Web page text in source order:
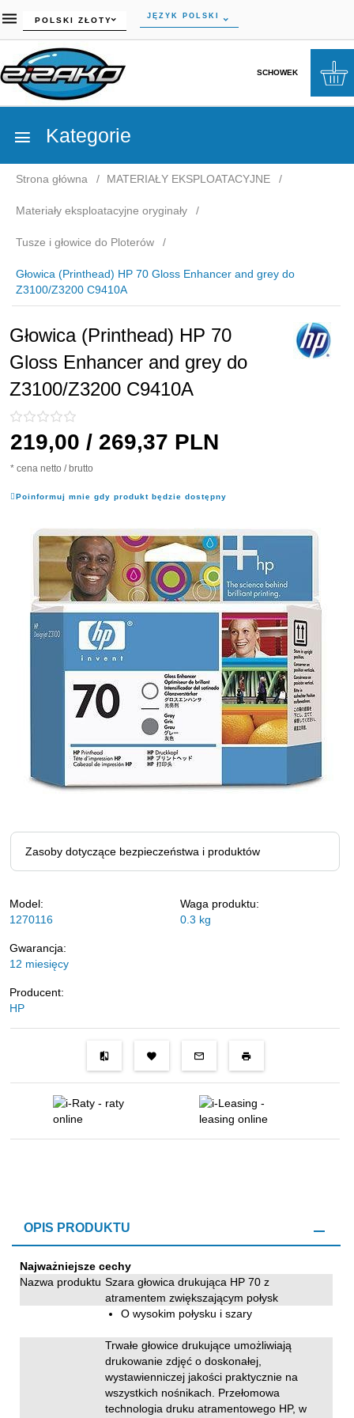
currency_h
POLSKI ZŁOTY JĘZYK POLSKI
SCHOWEK
Kategorie
Strona główna MATERIAŁY EKSPLOATACYJNE
Materiały eksploatacyjne oryginały
Tusze i głowice do Ploterów
Głowica (Printhead) HP 70 Gloss Enhancer and grey do
Z3100/Z3200 C9410A
Głowica (Printhead) HP 70
Gloss Enhancer and grey do
Z3100/Z3200 C9410A
219,00 / 269,37 PLN
* cena netto / brutto
Poinformuj mnie gdy produkt będzie dostępny
Zasoby dotyczące bezpieczeństwa i produktów
Model:
1270116
Waga produktu:
0.3 kg
Gwarancja:
12 miesięcy
Producent:
HP
OPIS PRODUKTU
Najważniejsze cechy
Nazwa produktu Szara głowica drukująca HP 70 z
atramentem zwiększającym połysk
O wysokim połysku i szary
Trwałe głowice drukujące umożliwiają
drukowanie zdjęć o doskonałej,
wystawienniczej jakości praktycznie na
wszystkich nośnikach. Przełomowa
technologia druku atramentowego HP, w